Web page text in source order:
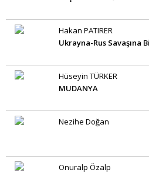
Hakan PATIRER
Ukrayna-Rus Savaşına
Hüseyin TÜRKER
MUDANYA
Nezihe Doğan
Onuralp Özalp